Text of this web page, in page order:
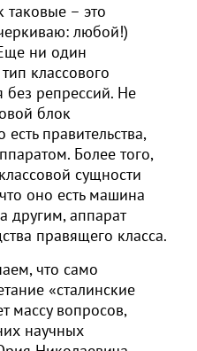
таковые – это
любой!)
ни один
классового
без репрессий. Не
блок
правительства,
Более того,
сущности
оно есть машина
другим, аппарат
правящего класса.
что само
«сталинские
массу вопросов,
научных